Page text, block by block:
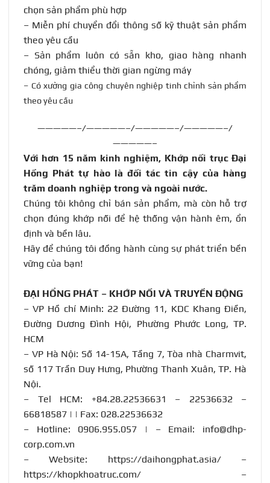
chọn sản phẩm phù hợp
– Miễn phí chuyển đổi thông số kỹ thuật sản phẩm
theo yêu cầu
– Sản phẩm luôn có sẵn kho, giao hàng nhanh
chóng, giảm thiểu thời gian ngừng máy
– Có xưởng gia công chuyên nghiệp tinh chỉnh sản phẩm
theo yêu cầu
—————–/—————–/—————–/—————–/
—————–
Với hơn 15 năm kinh nghiệm, Khớp nối trục Đại
Hồng Phát tự hào là đối tác tin cậy của hàng
trăm doanh nghiệp trong và ngoài nước.
Chúng tôi không chỉ bán sản phẩm, mà còn hỗ trợ
chọn đúng khớp nối để hệ thống vận hành êm, ổn
định và bền lâu.
Hãy để chúng tôi đồng hành cùng sự phát triển bền
vững của bạn!
ĐẠI HỒNG PHÁT – KHỚP NỐI VÀ TRUYỀN ĐỘNG
– VP Hồ chí Minh: 22 Đường 11, KDC Khang Điền,
Đường Dương Đình Hội, Phường Phước Long, TP.
HCM
– VP Hà Nội: Số 14-15A, Tầng 7, Tòa nhà Charmvit,
số 117 Trần Duy Hưng, Phường Thanh Xuân, TP. Hà
Nội.
– Tel HCM: +84.28.22536631 – 22536632 –
66818587 | | Fax: 028.22536632
– Hotline: 0906.955.057 | – Email: info@dhp-
corp.com.vn
– Website: https://daihongphat.asia/–
https://khopkhoatruc.com/ –